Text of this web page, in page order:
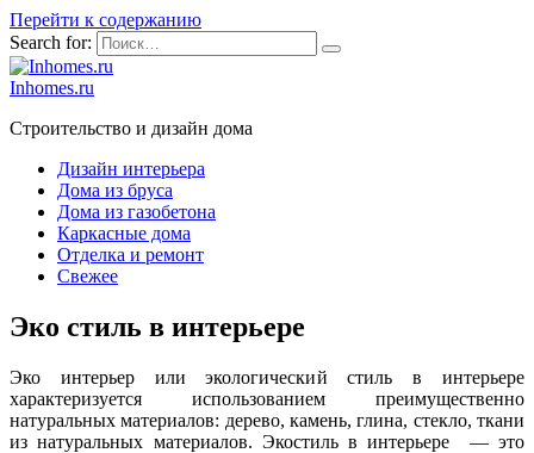
Перейти к содержанию
Search for:
Inhomes.ru
Строительство и дизайн дома
Дизайн интерьера
Дома из бруса
Дома из газобетона
Каркасные дома
Отделка и ремонт
Свежее
Эко стиль в интерьере
Эко интерьер или экологический стиль в интерьере
характеризуется использованием преимущественно
натуральных материалов: дерево, камень, глина, стекло, ткани
из натуральных материалов. Экостиль в интерьере — это